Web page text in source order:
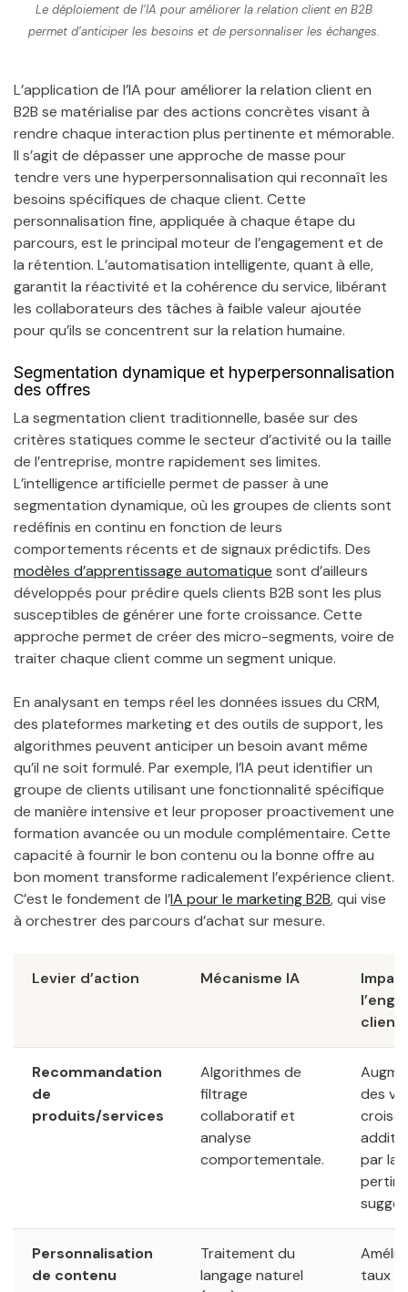
Le déploiement de l’IA pour améliorer la relation client en B2B
permet d’anticiper les besoins et de personnaliser les échanges.
L’application de l’IA pour améliorer la relation client en
B2B se matérialise par des actions concrètes visant à
rendre chaque interaction plus pertinente et mémorable.
Il s’agit de dépasser une approche de masse pour
tendre vers une hyperpersonnalisation qui reconnaît les
besoins spécifiques de chaque client. Cette
personnalisation fine, appliquée à chaque étape du
parcours, est le principal moteur de l’engagement et de
la rétention. L’automatisation intelligente, quant à elle,
garantit la réactivité et la cohérence du service, libérant
les collaborateurs des tâches à faible valeur ajoutée
pour qu’ils se concentrent sur la relation humaine.
Segmentation dynamique et hyperpersonnalisation
des offres
La segmentation client traditionnelle, basée sur des
critères statiques comme le secteur d’activité ou la taille
de l’entreprise, montre rapidement ses limites.
L’intelligence artificielle permet de passer à une
segmentation dynamique, où les groupes de clients sont
redéfinis en continu en fonction de leurs
comportements récents et de signaux prédictifs. Des
modèles d’apprentissage automatique sont d’ailleurs
développés pour prédire quels clients B2B sont les plus
susceptibles de générer une forte croissance. Cette
approche permet de créer des micro-segments, voire de
traiter chaque client comme un segment unique.
En analysant en temps réel les données issues du CRM,
des plateformes marketing et des outils de support, les
algorithmes peuvent anticiper un besoin avant même
qu’il ne soit formulé. Par exemple, l’IA peut identifier un
groupe de clients utilisant une fonctionnalité spécifique
de manière intensive et leur proposer proactivement une
formation avancée ou un module complémentaire. Cette
capacité à fournir le bon contenu ou la bonne offre au
bon moment transforme radicalement l’expérience client.
C’est le fondement de l’IA pour le marketing B2B, qui vise
à orchestrer des parcours d’achat sur mesure.
Levier d’action Mécanisme IA
client
Recommandation
de
produits/services
Algorithmes de
filtrage
collaboratif et
analyse
comportementale.
des
par la
Personnalisation
de contenu
Traitement du
langage naturel
taux